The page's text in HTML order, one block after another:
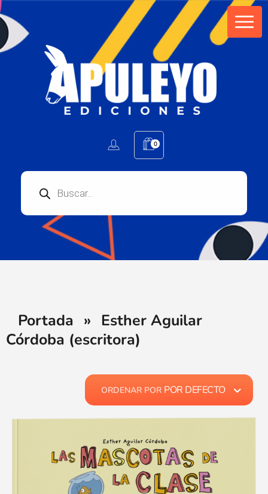
0
Portada » Esther Aguilar
Córdoba (escritora)
ORDENAR POR POR DEFECTO